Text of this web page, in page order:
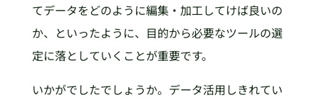
てデータをどのように編集・加工してけば良いの
か、といったように、目的から必要なツールの選
定に落としていくことが重要です。
いかがでしたでしょうか。データ活用しきれてい